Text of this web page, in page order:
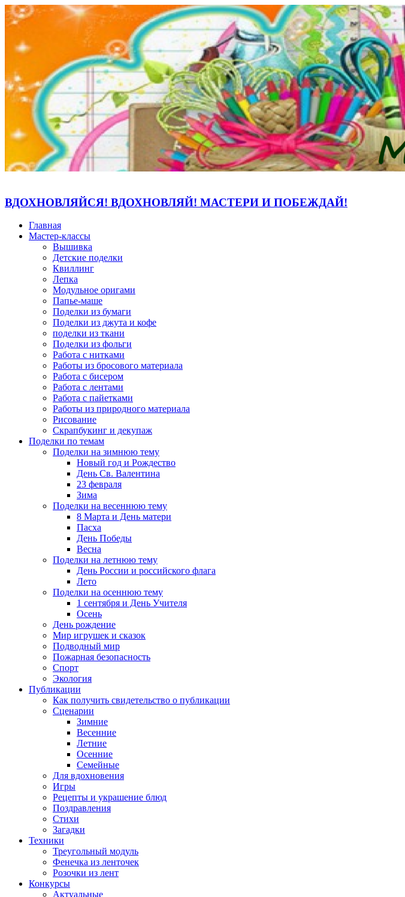
ВДОХНОВЛЯЙСЯ! ВДОХНОВЛЯЙ! МАСТЕРИ И ПОБЕЖДАЙ!
Главная
Мастер-классы
Вышивка
Детские поделки
Квиллинг
Лепка
Модульное оригами
Папье-маше
Поделки из бумаги
Поделки из джута и кофе
поделки из ткани
Поделки из фольги
Работа с нитками
Работы из бросового материала
Работа с бисером
Работа с лентами
Работа с пайетками
Работы из природного материала
Рисование
Скрапбукинг и декупаж
Поделки по темам
Поделки на зимнюю тему
Новый год и Рождество
День Св. Валентина
23 февраля
Зима
Поделки на весеннюю тему
8 Марта и День матери
Пасха
День Победы
Весна
Поделки на летнюю тему
День России и российского флага
Лето
Поделки на осеннюю тему
1 сентября и День Учителя
Осень
День рождение
Мир игрушек и сказок
Подводный мир
Пожарная безопасность
Спорт
Экология
Публикации
Как получить свидетельство о публикации
Сценарии
Зимние
Весенние
Летние
Осенние
Семейные
Для вдохновения
Игры
Рецепты и украшение блюд
Поздравления
Стихи
Загадки
Техники
Треугольный модуль
Фенечка из ленточек
Розочки из лент
Конкурсы
Актуальные